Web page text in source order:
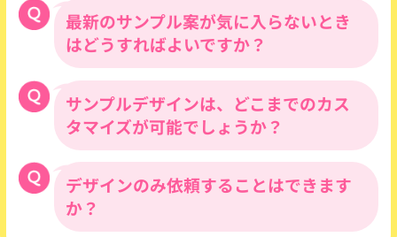
また、チラシバイキングHPでは、すべての
サンプルデザインがPDFでもご確認いただ
けます。
デザイン案をお選びいただき、初校提出後
に別のデザイン案に変更される場合は、別
途5,000円。制作途中で、別のデザイン案
に変更される場合は、別途25,000円、校了
間際大幅にデザインを変更される場合は、
片面につき別途20,000円かかります。また
デザイン対応後のキャンセルは、キャンセ
ル料片面につき40,000円発生いたします。
最新のサンプル案が気に入らないとき
はどうすればよいですか？
今までの全サンプル案がご覧になれます。
数千種の豊富なサンプル案の中から、必ず
気に入っていただけるデザインが見つかり
ます！
また、他シーズンのサンプルでも、季節イ
メージを変更することが可能ですので、お
気軽にご相談ください。
サンプルデザインは、どこまでのカス
タマイズが可能でしょうか？
御社の掲載される内容に合わせてカスタマ
イズいたします。どんなご要望でも柔軟に
対応させていただきますので、まずはデザ
デザインのみ依頼することはできます
か？